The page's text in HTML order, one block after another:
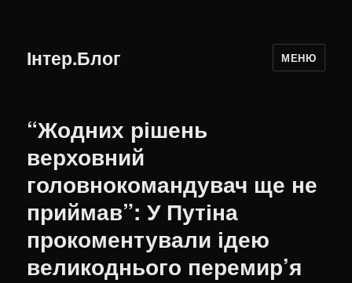
Інтер.Блог МЕНЮ
“Жодних рішень
верховний
головнокомандувач ще не
приймав”: У Путіна
прокоментували ідею
великоднього перемир’я